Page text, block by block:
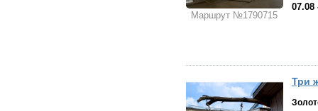
Маршрут №1790715
07.08
Три